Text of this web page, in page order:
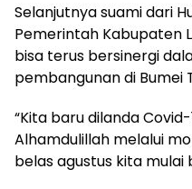
Selanjutnya suami dari
Pemerintah Kabupaten
bisa terus bersinergi
pembangunan di Bumei
“Kita baru dilanda
Alhamdulillah melalui
belas agustus kita mulai